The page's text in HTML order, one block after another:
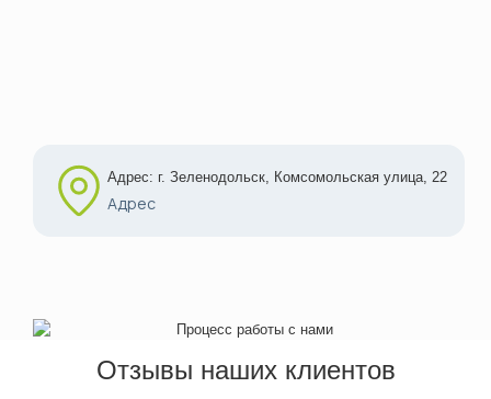
Адрес: г. Зеленодольск, Комсомольская улица, 22
Адрес
Отзывы наших клиентов